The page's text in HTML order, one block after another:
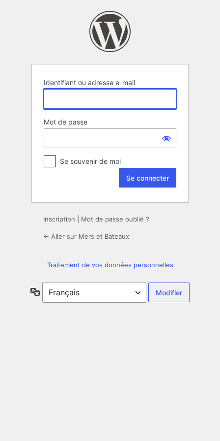
Identifiant ou adresse e-mail
Mot de passe
Se souvenir de moi
Inscription Mot de passe oublié ?
← Aller sur Mers et Bateaux
Traitement de vos données personnelles
Langue